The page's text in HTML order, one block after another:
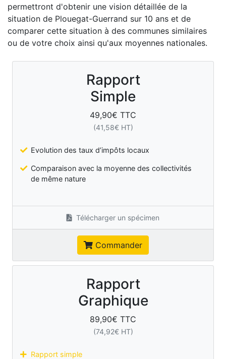
permettront d'obtenir une vision détaillée de la
situation de Plouegat-Guerrand sur 10 ans et de
comparer cette situation à des communes similaires
ou de votre choix ainsi qu'aux moyennes nationales.
Rapport
Simple
49,90€ TTC
(41,58€ HT)
Evolution des taux d’impôts locaux
Comparaison avec la moyenne des collectivités
de même nature
Télécharger un spécimen
Commander
Rapport
Graphique
89,90€ TTC
(74,92€ HT)
Rapport simple